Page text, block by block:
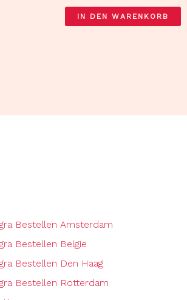
IN DEN WARENKORB
Bestellen Amsterdam
Bestellen Belgie
Bestellen Den Haag
Bestellen Rotterdam